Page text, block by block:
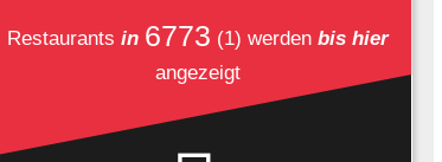
Restaurants in 6773 (1) werden bis hier
angezeigt